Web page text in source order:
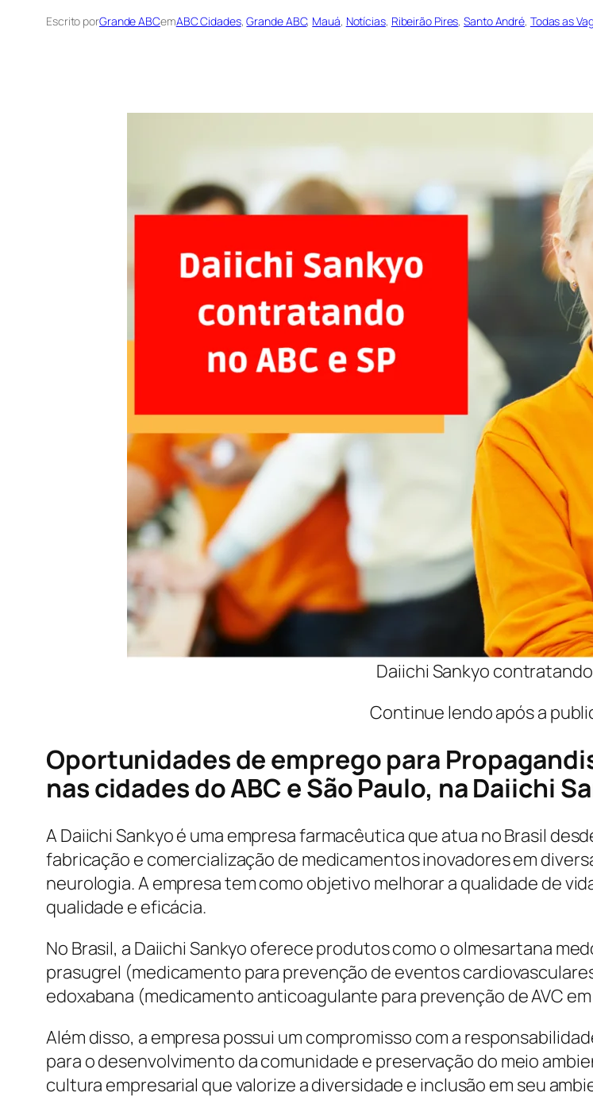
Escrito porGrande ABCemABC Cidades, Grande ABC, Mauá, Notícias, Ribeirão Pires, Santo André, Todas as
Daiichi Sankyo contratando
Continue lendo após a
Oportunidades de emprego para
nas cidades do ABC e São Paulo, na Daiichi
A Daiichi Sankyo é uma empresa farmacêutica que atua no Brasil
fabricação e comercialização de medicamentos inovadores em
neurologia. A empresa tem como objetivo melhorar a qualidade de
qualidade e eficácia.
No Brasil, a Daiichi Sankyo oferece produtos como o olmesartana
prasugrel (medicamento para prevenção de eventos
edoxabana (medicamento anticoagulante para prevenção de AVC
Além disso, a empresa possui um compromisso com a
para o desenvolvimento da comunidade e preservação do meio
cultura empresarial que valorize a diversidade e inclusão em seu